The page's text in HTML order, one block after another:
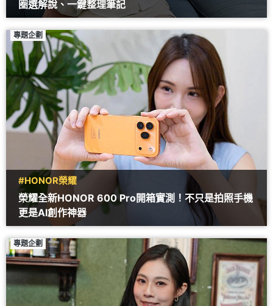
圈選解說、一鍵整理筆記
專題企劃
#HONOR榮耀
榮耀全新HONOR 600 Pro開箱實測！不只是拍照手機
更是AI創作神器
專題企劃